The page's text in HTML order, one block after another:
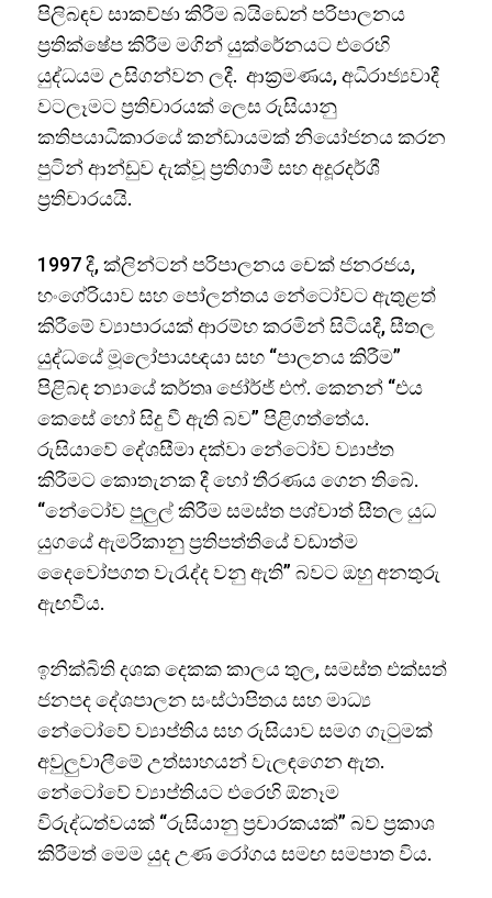
පිලිබඳව සාකච්ඡා කිරීම බයිඩෙන් පරිපාලනය
ප්‍රතික්ෂේප කිරීම මගින් යුක්රේනයට එරෙහි
යුද්ධයම උසිගන්වන ලදී. ආක්‍රමණය, අධිරාජ්‍යවාදී
වටලෑමට ප්‍රතිචාරයක් ලෙස රුසියානු
කතිපයාධිකාරයේ කන්ඩායමක් නියෝජනය කරන
පුටින් ආන්ඩුව දැක්වූ ප්‍රතිගාමී සහ අදූරදර්ශී
ප්‍රතිචාරයයි.
1997 දී, ක්ලින්ටන් පරිපාලනය චෙක් ජනරජය,
හංගේරියාව සහ පෝලන්තය නේටෝවට ඇතුළත්
කිරීමේ ව්‍යාපාරයක් ආරම්භ කරමින් සිටියදී, සීතල
යුද්ධයේ මූලෝපායඥයා සහ “පාලනය කිරීම”
පිළිබඳ න්‍යායේ කර්තෘ ජෝර්ජ් එෆ්. කෙනන් “එය
කෙසේ හෝ සිදු වී ඇති බව” පිළිගත්තේය.
රුසියාවේ දේශසීමා දක්වා නේටෝව ව්‍යාප්ත
කිරීමට කොතැනක දී හෝ තීරණය ගෙන තිබේ.
“නේටෝව පුලුල් කිරීම සමස්ත පශ්චාත් සීතල යුධ
යුගයේ ඇමරිකානු ප්‍රතිපත්තියේ වඩාත්ම
දෛවෝපගත වැරැද්ද වනු ඇති” බවට ඔහු අනතුරු
ඇඟවීය.
ඉනික්බිති දශක දෙකක කාලය තුල, සමස්ත එක්සත්
ජනපද දේශපාලන සංස්ථාපිතය සහ මාධ්‍ය
නේටෝවේ ව්‍යාප්තිය සහ රුසියාව සමග ගැටුමක්
අවුලුවාලීමේ උත්සාහයන් වැලඳගෙන ඇත.
නේටෝවේ ව්‍යාප්තියට එරෙහි ඕනෑම
විරුද්ධත්වයක් “රුසියානු ප්‍රචාරකයක්” බව ප්‍රකාශ
කිරීමත් මෙම යුද උණ රෝගය සමඟ සමපාත විය.